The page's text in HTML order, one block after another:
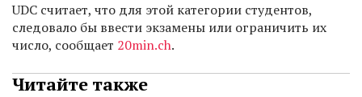
UDC считает, что для этой категории студентов,
следовало бы ввести экзамены или ограничить их
число, сообщает 20min.ch.
Читайте также